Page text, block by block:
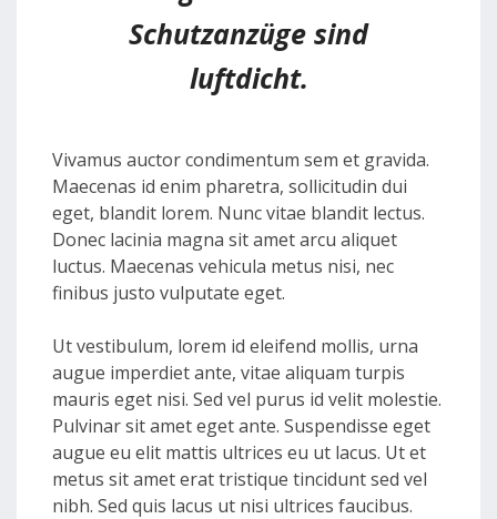
Schutzanzüge sind
luftdicht.
Vivamus auctor condimentum sem et gravida.
Maecenas id enim pharetra, sollicitudin dui
eget, blandit lorem. Nunc vitae blandit lectus.
Donec lacinia magna sit amet arcu aliquet
luctus. Maecenas vehicula metus nisi, nec
finibus justo vulputate eget.
Ut vestibulum, lorem id eleifend mollis, urna
augue imperdiet ante, vitae aliquam turpis
mauris eget nisi. Sed vel purus id velit molestie.
Pulvinar sit amet eget ante. Suspendisse eget
augue eu elit mattis ultrices eu ut lacus. Ut et
metus sit amet erat tristique tincidunt sed vel
nibh. Sed quis lacus ut nisi ultrices faucibus.